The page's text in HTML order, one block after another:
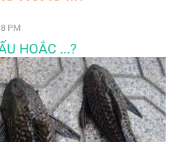
PM
HOẮC ...?